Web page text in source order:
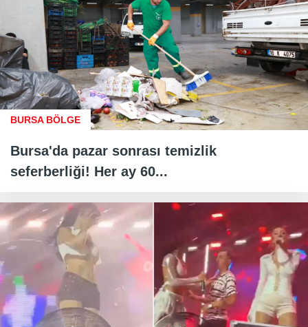
BURSA BÖLGE
Bursa'da pazar sonrası temizlik
seferberliği! Her ay 60...